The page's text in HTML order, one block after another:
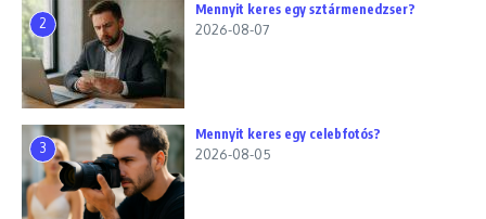
2
Mennyit keres egy sztármenedzser?
2026-08-07
3
Mennyit keres egy celebfotós?
2026-08-05